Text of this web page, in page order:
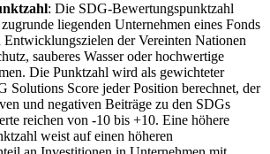
: Die SDG-Bewertungspunktzahl
liegenden Unternehmen eines Fonds
der Vereinten Nationen
sauberes Wasser oder hochwertige
Die Punktzahl wird als gewichteter
Solutions Score jeder Position berechnet, der
und negativen Beiträge zu den SDGs
reichen von -10 bis +10. Eine höhere
weist auf einen höheren